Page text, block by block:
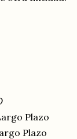
Plazo
Plazo